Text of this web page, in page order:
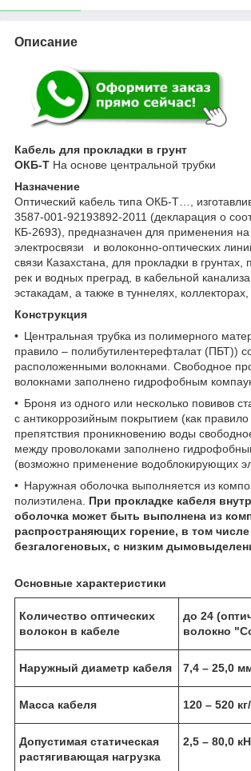
Описание
Кабель для прокладки в грунт
ОКБ-Т На основе центральной трубки
Назначение
Оптический кабель типа ОКБ-Т…,
3587-001-92193892-2011 (декларация о
КБ-2693), предназначен для применения на
электросвязи и волоконно-оптических
связи Казахстана, для прокладки в грунтах,
рек и водных преград, в кабельной
эстакадам, а также в туннелях,
Конструкция
• Центральная трубка из полимерного
правило – полибутилентерефталат (ПБТ))
расположенными волокнами. Свободное
волокнами заполнено гидрофобным
• Броня из одного или несколько повивов
с антикоррозийным покрытием (как
препятствия проникновению воды
между проволоками заполнено
(возможно применение водоблокирующих
• Наружная оболочка выполняется из
полиэтилена. При прокладке кабеля
оболочка может быть выполнена из
распространяющих горение, в том числе
безгалогеновых, с низким
Основные характеристики
Количество оптических
волокон в кабеле
до 24
волокно
Наружный диаметр кабеля 7,4 – 25,0
Масса кабеля 120 – 520
Допустимая статическая
растягивающая нагрузка
2,5 – 80,0 кН